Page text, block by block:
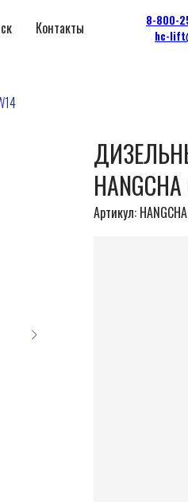
Контакты
8-800-
hc-
Артикул: